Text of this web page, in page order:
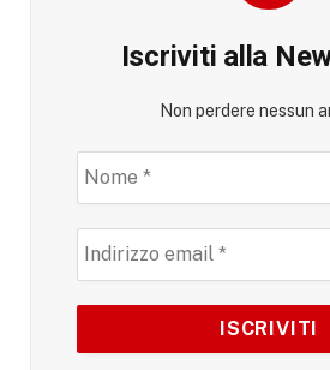
Iscriviti alla
Non perdere nessun